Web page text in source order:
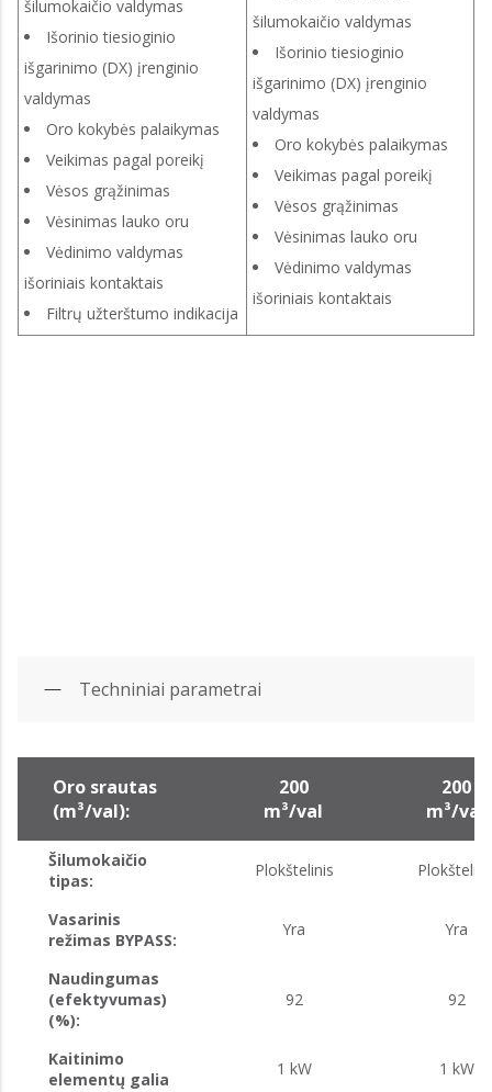
šilumokaičio valdymas
Išorinio tiesioginio
išgarinimo (DX) įrenginio
valdymas
Oro kokybės palaikymas
Veikimas pagal poreikį
Vėsos grąžinimas
Vėsinimas lauko oru
Vėdinimo valdymas
išoriniais kontaktais
Filtrų užterštumo indikacija
šilumokaičio valdymas
Išorinio tiesioginio
išgarinimo (DX) įrenginio
valdymas
Oro kokybės palaikymas
Veikimas pagal poreikį
Vėsos grąžinimas
Vėsinimas lauko oru
Vėdinimo valdymas
išoriniais kontaktais
Techniniai parametrai
Oro srautas
(m³/val):
200
m³/val
200
m³/val
Šilumokaičio
tipas:
Plokštelinis
Vasarinis
režimas BYPASS:
Yra Yra
Naudingumas
(efektyvumas)
(%):
92 92
Kaitinimo
elementų galia
1 kW 1 kW